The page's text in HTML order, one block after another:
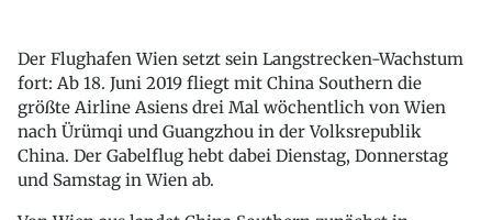
Der Flughafen Wien setzt sein Langstrecken-Wachstum
fort: Ab 18. Juni 2019 fliegt mit China Southern die
größte Airline Asiens drei Mal wöchentlich von Wien
nach Ürümqi und Guangzhou in der Volksrepublik
China. Der Gabelflug hebt dabei Dienstag, Donnerstag
und Samstag in Wien ab.